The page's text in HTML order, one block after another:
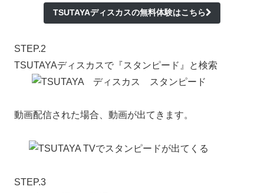
TSUTAYAディスカスの無料体験はこちら
STEP.2
TSUTAYAディスカスで『スタンピード』と検索
動画配信された場合、動画が出てきます。
STEP.3